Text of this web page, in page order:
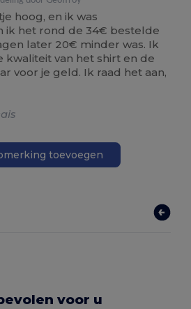
hoog, en ik was
het rond de 34€ bestelde
later 20€ minder was. Ik
kwaliteit van het shirt en de
voor je geld. Ik raad het aan,
toevoegen
voor u